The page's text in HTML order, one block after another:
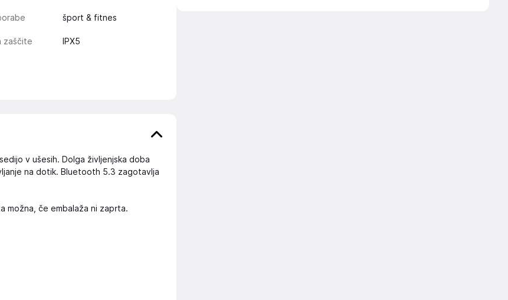
šport & fitnes
zaščite IPX5
v ušesih. Dolga življenjska doba
na dotik. Bluetooth 5.3 zagotavlja
možna, če embalaža ni zaprta.